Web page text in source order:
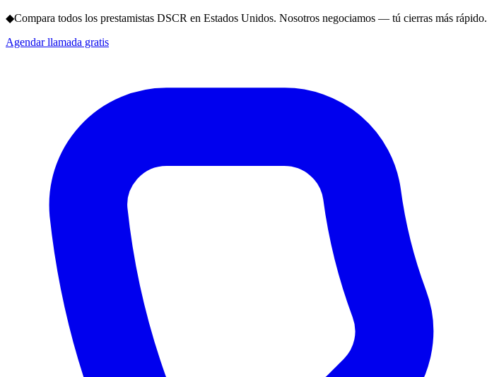
◆Compara todos los prestamistas DSCR en Estados Unidos. Nosotros negociamos — tú cierras más rápido.
Agendar llamada gratis